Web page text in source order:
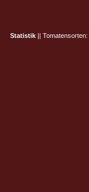
Statistik|| Tomatensorten: